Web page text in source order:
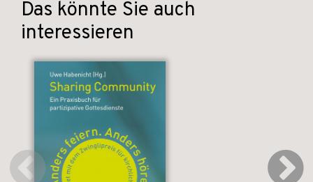
Das könnte Sie auch
interessieren